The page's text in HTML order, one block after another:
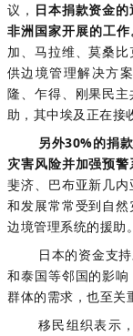
议， 日本捐款资金
非洲国家开展的工作
加、马拉维、莫桑
供边境管理解决方
隆、乍得、刚果民
助，其中埃及正在接
另外30%的捐
灾害风险并加强预警
斐济、巴布亚新几
和发展常常受到自
边境管理系统的援助。
日本的资金支
和泰国等邻国的影
群体的需求，也至关
移民组织表示